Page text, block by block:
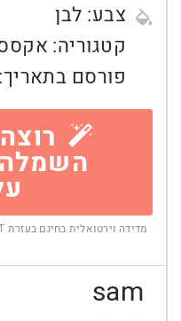
צבע: לבן
קטגוריה:
פורסם בתאריך:
השמלה
מדידה וירטואלית בחינם בעזרת ChatGPT או Gemini — בלי לצאת מהבית
sam